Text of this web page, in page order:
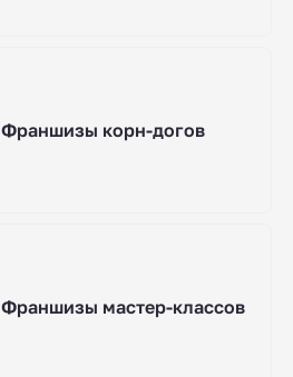
Франшизы корн-догов
Франшизы мастер-классов